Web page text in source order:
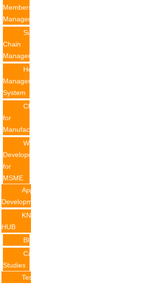
Membership
Management
Supply
Chain
Management
Helpdesk
Management
System
CRM
for
Manufacturing
Website
Development
for
MSME
Application
Development
KNOWLEDGE
HUB
Blogs
Case
Studies
Testimonials